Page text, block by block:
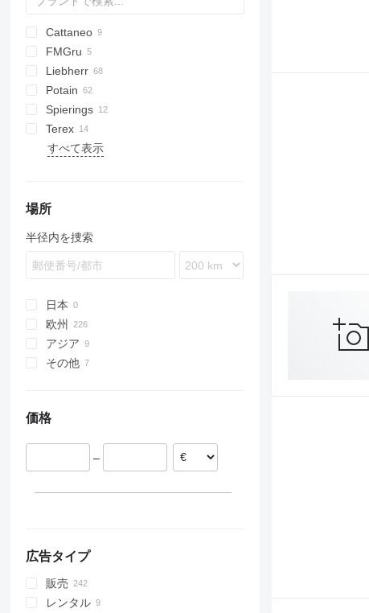
Cattaneo
CM
K-800
CBR
HS
FMGru
RBI
J4510
J5010
Liebherr
A-series
K-Series
MK
R-series
ABK
SMK
Potain
GTMR
HD
HUP
MR
SMH
Spierings
345
377
H-series
Terex
TC
すべて表示
場所
半径内を捜索
日本
欧州
ドイツ
イタリア
ベルギー
アジア
アラブ首長国連邦
その他
価格
–
広告タイプ
販売
レンタル